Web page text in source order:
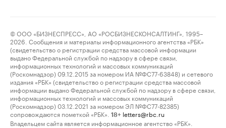
© ООО «БИЗНЕСПРЕСС», АО «РОСБИЗНЕСКОНСАЛТИНГ», 1995–
2026. Сообщения и материалы информационного агентства «РБК»
(свидетельство о регистрации средства массовой информации
выдано Федеральной службой по надзору в сфере связи,
информационных технологий и массовых коммуникаций
(Роскомнадзор) 09.12.2015 за номером ИА №ФС77-63848) и сетевого
издания «РБК» (свидетельство о регистрации средства массовой
информации выдано Федеральной службой по надзору в сфере связи,
информационных технологий и массовых коммуникаций
(Роскомнадзор) 03.12.2021 за номером ЭЛ №ФС77-82385)
сопровождаются пометкой «РБК».
18+ letters@rbc.ru
Владельцем сайта является информационное агентство «РБК».